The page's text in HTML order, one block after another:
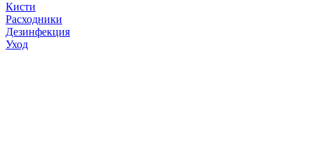
Кисти
Расходники
Дезинфекция
Уход